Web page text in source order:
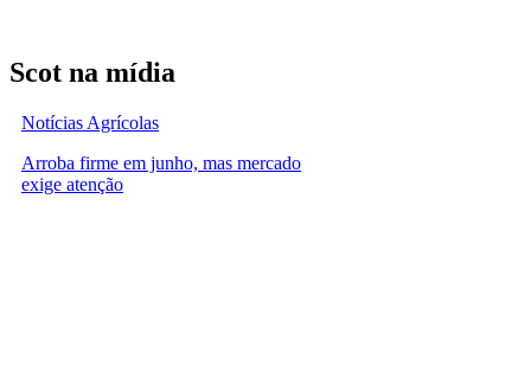
Scot na mídia
Notícias Agrícolas
Arroba firme em junho, mas mercado
exige atenção